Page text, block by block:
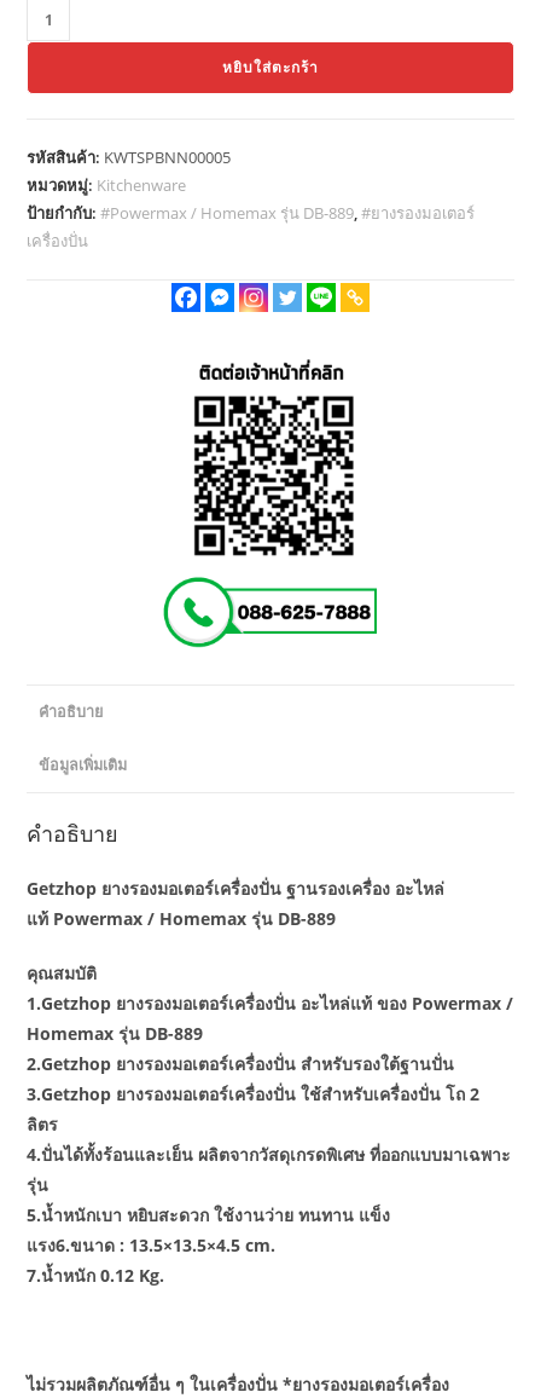
จำนวน
Getzhop
เครื่อง
ปั่น
ฐาน
รอง
หยิบใส่ตะกร้า
รหัสสินค้า: KWTSPBNN00005
หมวดหมู่: Kitchenware
ป้ายกำกับ:#Powermax / Homemax รุ่น DB-889,#ยางรองมอเตอร์
เครื่องปั่น
คำอธิบาย
ข้อมูลเพิ่มเติม
คำอธิบาย
Getzhop ยางรองมอเตอร์เครื่องปั่น ฐานรองเครื่อง อะไหล่
แท้ Powermax / Homemax รุ่น DB-889
คุณสมบัติ
1.Getzhop ยางรองมอเตอร์เครื่องปั่น อะไหล่แท้ ของ Powermax /
Homemax รุ่น DB-889
2.Getzhop ยางรองมอเตอร์เครื่องปั่น สำหรับรองใต้ฐานปั่น
3.Getzhop ยางรองมอเตอร์เครื่องปั่น ใช้สำหรับเครื่องปั่น โถ 2
ลิตร
4.ปั่นได้ทั้งร้อนและเย็น ผลิตจากวัสดุเกรดพิเศษ ที่ออกแบบมาเฉพาะ
รุ่น
5.น้ำหนักเบา หยิบสะดวก ใช้งานว่าย ทนทาน แข็ง
แรง6.ขนาด : 13.5×13.5×4.5 cm.
7.น้ำหนัก 0.12 Kg.
ไม่รวมผลิตภัณฑ์อื่น ๆ ในเครื่องปั่น *ยางรองมอเตอร์เครื่อง